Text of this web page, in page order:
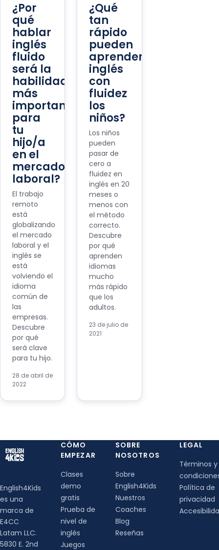
¿Por
qué
hablar
inglés
fluido
será la
habilidad
más
importante
para
tu
hijo/a
en el
mercado
laboral?
El trabajo
remoto
está
globalizando
el mercado
laboral y el
inglés se
está
volviendo el
idioma
común de
las
empresas.
Descubre
por qué
será clave
para tu hijo.
28 de abril de
2022
¿Qué
tan
rápido
pueden
aprender
inglés
con
fluidez
los
niños?
Los niños
pueden
pasar de
cero a
fluidez en
inglés en 20
meses o
menos con
el método
correcto.
Descubre
por qué
aprenden
idiomas
mucho
más rápido
que los
adultos.
23 de julio de
2021
English4Kids
es una
marca de
E4CC
Latam LLC.
5830 E. 2nd
CÓMO
EMPEZAR
Clases
demo
gratis
Prueba de
nivel de
inglés
Juegos
SOBRE
NOSOTROS
Sobre
English4Kids
Nuestros
Coaches
Blog
Reseñas
LEGAL
Términos y
Política de
privacidad